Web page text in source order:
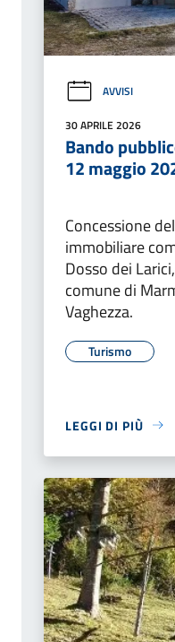
AVVISI
30 APRILE 2026
Bando
12 maggio
Concessione
immobiliare
Dosso dei
comune di
Vaghezza.
Turismo
LEGGI DI PIÙ